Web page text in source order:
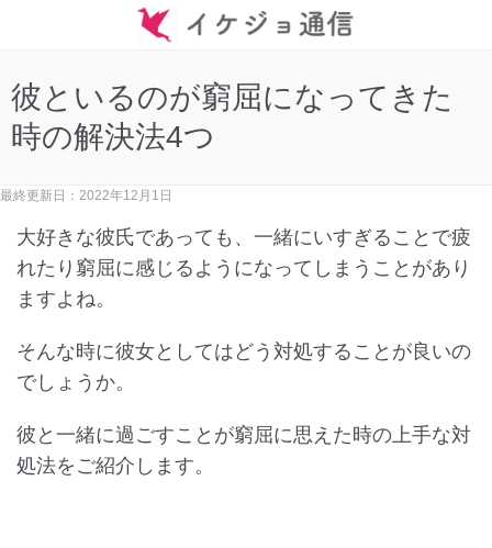
彼といるのが窮屈になってきた
時の解決法4つ
最終更新日：2022年12月1日
大好きな彼氏であっても、一緒にいすぎることで疲
れたり窮屈に感じるようになってしまうことがあり
ますよね。
そんな時に彼女としてはどう対処することが良いの
でしょうか。
彼と一緒に過ごすことが窮屈に思えた時の上手な対
処法をご紹介します。